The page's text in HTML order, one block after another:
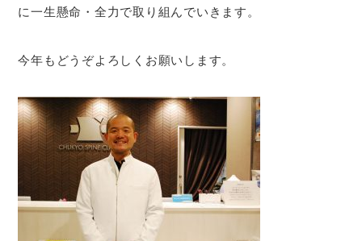
に一生懸命・全力で取り組んでいきます。
今年もどうぞよろしくお願いします。